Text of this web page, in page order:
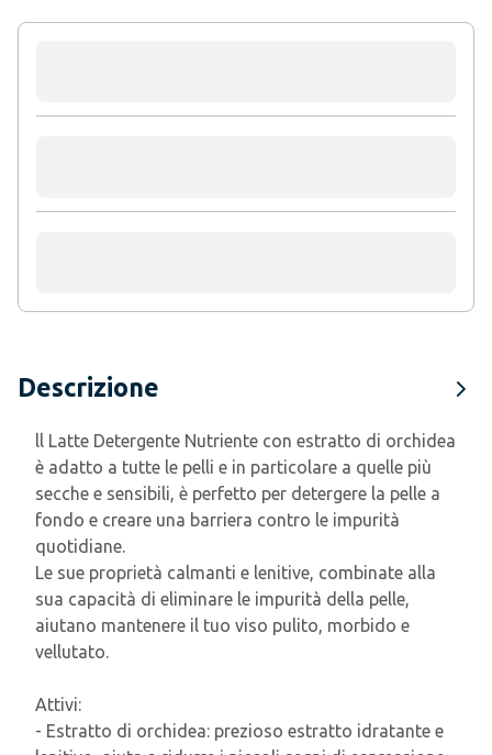
Descrizione
ll Latte Detergente Nutriente con estratto di orchidea
è adatto a tutte le pelli e in particolare a quelle più
secche e sensibili, è perfetto per detergere la pelle a
fondo e creare una barriera contro le impurità
quotidiane.
Le sue proprietà calmanti e lenitive, combinate alla
sua capacità di eliminare le impurità della pelle,
aiutano mantenere il tuo viso pulito, morbido e
vellutato.
Attivi:
- Estratto di orchidea: prezioso estratto idratante e